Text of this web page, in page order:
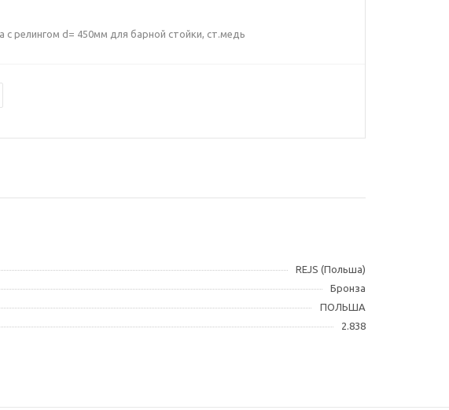
с релингом d= 450мм для барной стойки, ст.медь
REJS (Польша)
Бронза
ПОЛЬША
2.838